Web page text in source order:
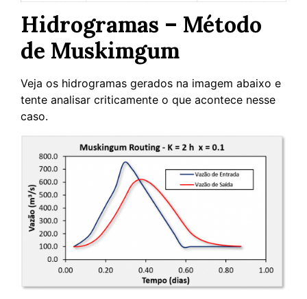
Hidrogramas – Método
de Muskimgum
Veja os hidrogramas gerados na imagem abaixo e
tente analisar criticamente o que acontece nesse
caso.